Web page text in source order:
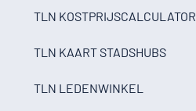
TLN KOSTPRIJSCALCULATOR
TLN KAART STADSHUBS
TLN LEDENWINKEL